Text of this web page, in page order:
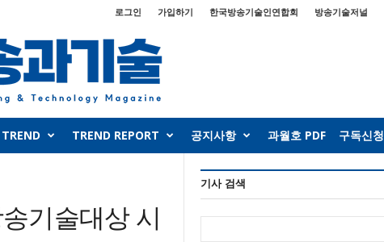
로그인 가입하기 한국방송기술인연합회 방송기술저널
TREND REPORT 공지사항 과월호 PDF 구독신청
기술대상 시
기사 검색